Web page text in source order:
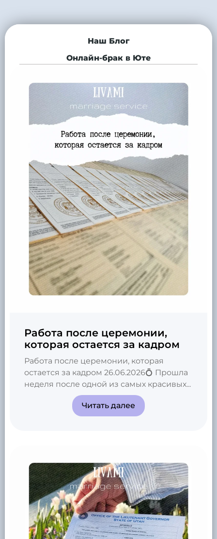
Наш Блог
Онлайн-брак в Юте
Работа после церемонии,
которая остается за кадром
Работа после церемонии, которая
остается за кадром 26.06.2026💍 Прошла
неделя после одной из самых красивых...
Читать далее